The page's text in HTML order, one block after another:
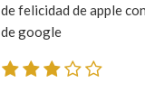
de felicidad de apple
de google